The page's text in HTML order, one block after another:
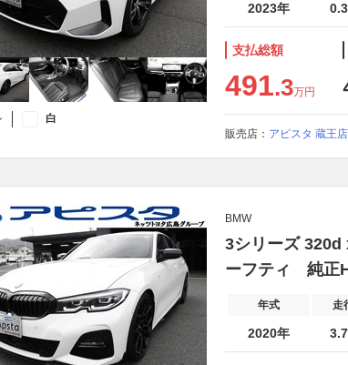
白
2023年
支払総額
491.3万円
販売店： アピスタ 蔵王店
BMW
3シリーズ 320d
ーフティ 純正
年式 走
2020年